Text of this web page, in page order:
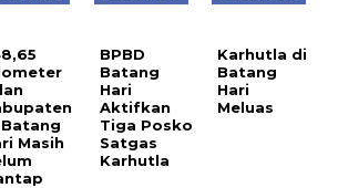
Masih
BPBD
Batang
Hari
Aktifkan
Tiga Posko
Satgas
Karhutla
Karhutla di
Batang
Hari
Meluas